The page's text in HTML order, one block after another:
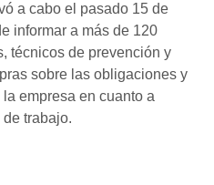
a cabo el pasado 15 de
informar a más de 120
técnicos de prevención y
sobre las obligaciones y
empresa en cuanto a
trabajo.